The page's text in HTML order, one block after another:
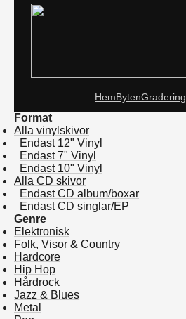
HemBytenGradering
Format
Alla vinylskivor
Endast 12" Vinyl
Endast 7" Vinyl
Endast 10" Vinyl
Alla CD skivor
Endast CD album/boxar
Endast CD singlar/EP
Genre
Elektronisk
Folk, Visor & Country
Hardcore
Hip Hop
Hårdrock
Jazz & Blues
Metal